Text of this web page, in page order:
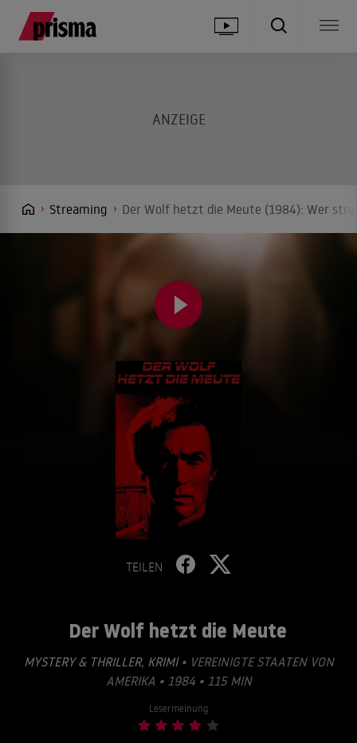
Streaming Der Wolf hetzt die Meute (1984): Wer
TEILEN
Der Wolf hetzt die Meute
MYSTERY & THRILLER, KRIMI• VEREINIGTE STAATEN VON
AMERIKA • 1984 • 115 MIN
Lesermeinung